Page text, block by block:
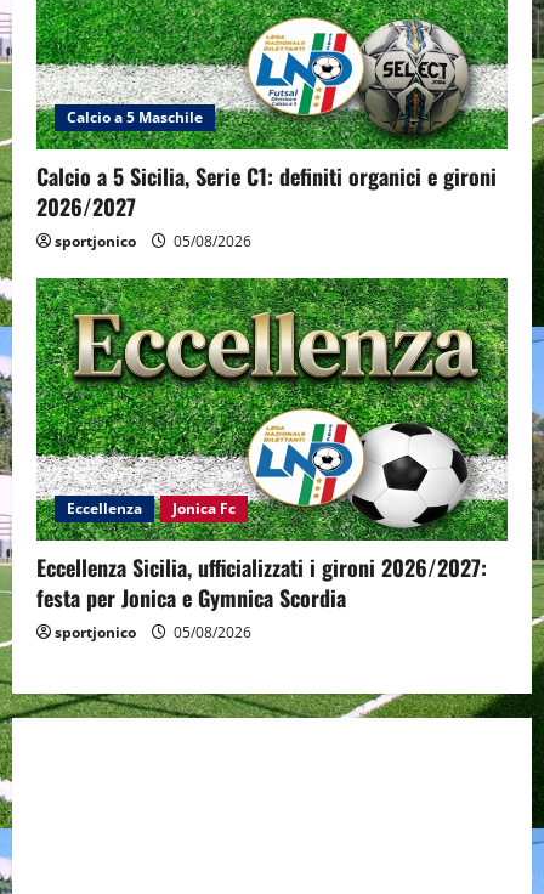
Calcio a 5 Maschile
Calcio a 5 Sicilia, Serie C1: definiti organici e gironi
2026/2027
sportjonico 05/08/2026
Eccellenza Jonica Fc
Eccellenza Sicilia, ufficializzati i gironi 2026/2027:
festa per Jonica e Gymnica Scordia
sportjonico 05/08/2026